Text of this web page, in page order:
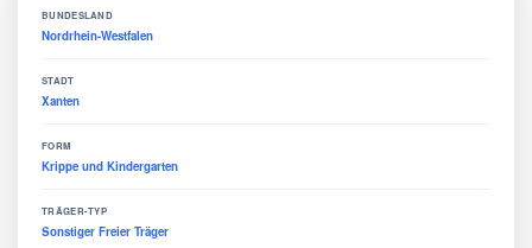
BUNDESLAND
Nordrhein-Westfalen
STADT
Xanten
FORM
Krippe und Kindergarten
TRÄGER-TYP
Sonstiger Freier Träger